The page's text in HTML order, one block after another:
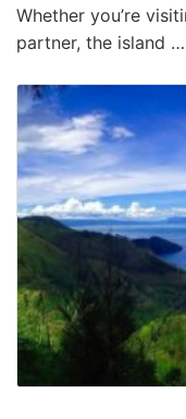
Whether you’re
partner, the island …